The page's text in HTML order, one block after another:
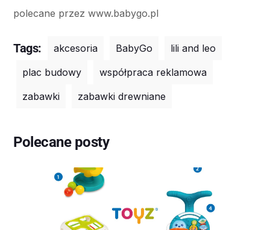
polecane przez www.babygo.pl
Tags: akcesoria BabyGo
lili and leo
plac budowy
współpraca reklamowa
zabawki
zabawki drewniane
Polecane posty